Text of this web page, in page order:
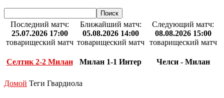
Последний матч:
25.07.2026 17:00
товарищеский матч
Селтик 2-2 Милан
Ближайший матч:
05.08.2026 14:00
товарищеский матч
Милан 1-1 Интер
Следующий матч:
08.08.2026 15:00
товарищеский матч
Челси - Милан
Домой Теги Гвардиола